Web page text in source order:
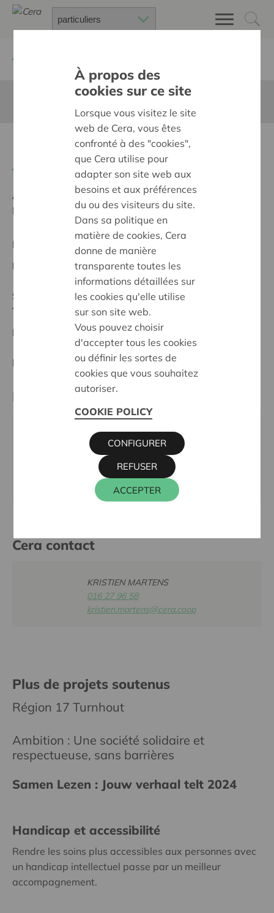
Leeromgeving in het groen
Ambition:
Une société solidaire et respectueuse, sans
barrières
Projet régional
Date de début:14/10/2025
Statut:
Turnhout
Date de décision:14/10/2025
Décision: Approuvé
Partenaire
GO! Basisschool Atlantis, De Maaskens 18, 2370
014 654765
www.bsatlantis.be
Cera contact
KRISTIEN MARTENS
016 27 96 58
kristien.martens@cera.coop
Plus de projets soutenus
Région 17 Turnhout
Ambition : Une société solidaire et
respectueuse, sans barrières
Samen Lezen : Jouw verhaal telt 2024
Handicap et accessibilité
Rendre les soins plus accessibles aux personnes avec
un handicap intellectuel passe par un meilleur
accompagnement.
À propos des
cookies sur ce site
Lorsque vous visitez le site
web de Cera, vous êtes
confronté à des "cookies",
que Cera utilise pour
adapter son site web aux
besoins et aux préférences
du ou des visiteurs du site.
Dans sa politique en
matière de cookies, Cera
donne de manière
transparente toutes les
informations détaillées sur
les cookies qu'elle utilise
sur son site web.
Vous pouvez choisir
d'accepter tous les cookies
ou définir les sortes de
cookies que vous souhaitez
autoriser.
COOKIE POLICY
ACCEPTER
REFUSER
CONFIGURER